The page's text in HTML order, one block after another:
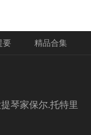
要 精品合集
琴家保尔.托特里